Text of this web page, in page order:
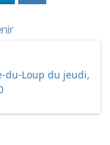
du-Loup du jeudi,